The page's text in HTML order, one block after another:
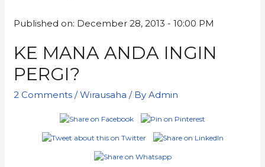
Published on: December 28, 2013 - 10:00 PM
KE MANA ANDA INGIN
PERGI?
2 Comments /Wirausaha / ByAdmin